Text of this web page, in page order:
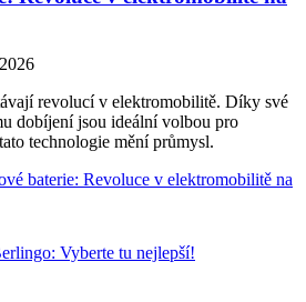
revolucí v elektromobilitě. Díky své
dobíjení jsou ideální volbou pro
technologie mění průmysl.
baterie: Revoluce v elektromobilitě na